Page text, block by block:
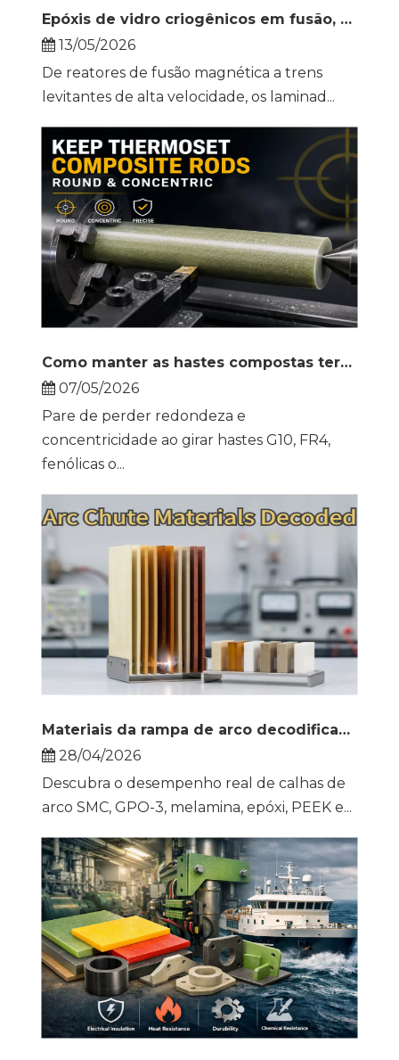
Epóxis de vidro criogênicos em fusão, Maglev e muito mais
13/05/2026
De reatores de fusão magnética a trens
levitantes de alta velocidade, os laminad...
Como manter as hastes compostas termofixas redondas e concêntricas em um torno
07/05/2026
Pare de perder redondeza e
concentricidade ao girar hastes G10, FR4,
fenólicas o...
Materiais da rampa de arco decodificados: como selecionar o isolamento correto para um desempenho confiável do disjuntor
28/04/2026
Descubra o desempenho real de calhas de
arco SMC, GPO-3, melamina, epóxi, PEEK e...